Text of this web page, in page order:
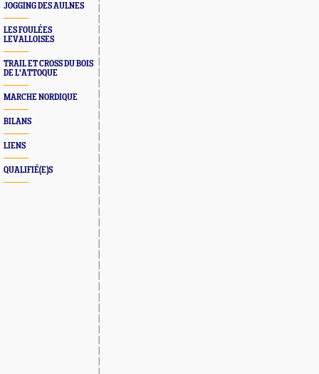
JOGGING DES AULNES
LES FOULÉES
LEVALLOISES
TRAIL ET CROSS DU BOIS
DE L'ATTOQUE
MARCHE NORDIQUE
BILANS
LIENS
QUALIFIÉ(E)S